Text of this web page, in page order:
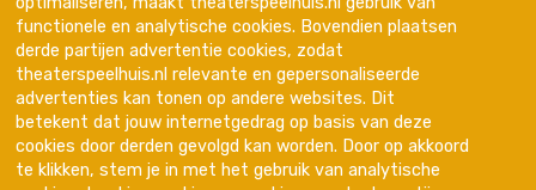
functionele en analytische cookies. Bovendien plaatsen
derde partijen advertentie cookies, zodat
theaterspeelhuis.nl relevante en gepersonaliseerde
advertenties kan tonen op andere websites. Dit
betekent dat jouw internetgedrag op basis van deze
cookies door derden gevolgd kan worden. Door op akkoord
te klikken, stem je in met het gebruik van analytische
Trotse partner van